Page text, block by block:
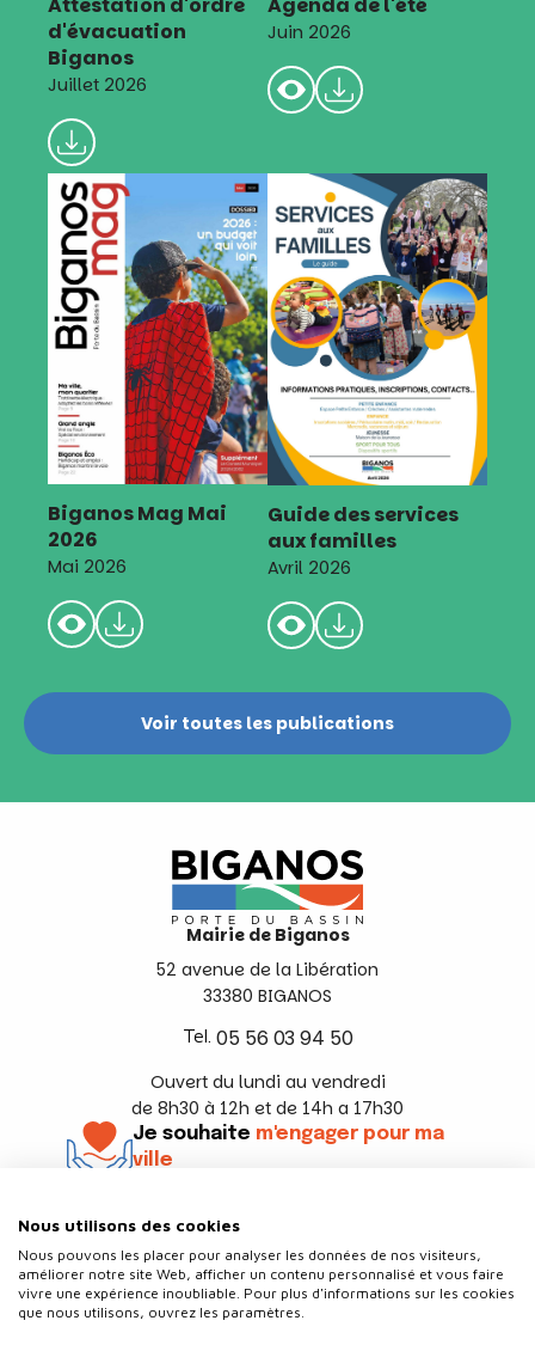
Attestation d'ordre
d'évacuation
Biganos
Juillet 2026
Agenda de l'été
Juin 2026
Biganos Mag Mai
2026
Mai 2026
Guide des services
aux familles
Avril 2026
Voir toutes les publications
Mairie de Biganos
52 avenue de la Libération
33380 BIGANOS
Tel. 05 56 03 94 50
Ouvert du lundi au vendredi
de 8h30 à 12h et de 14h a 17h30
Je souhaite m'engager pour ma
ville
Suivez-nous
Nous utilisons des cookies
Nous pouvons les placer pour analyser les données de nos visiteurs,
améliorer notre site Web, afficher un contenu personnalisé et vous faire
vivre une expérience inoubliable. Pour plus d'informations sur les cookies
que nous utilisons, ouvrez les paramètres.